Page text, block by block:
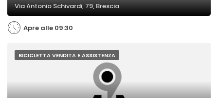
Via Antonio Schivardi, 79, Brescia
Apre alle 09:30
BICICLETTA VENDITA E ASSISTENZA